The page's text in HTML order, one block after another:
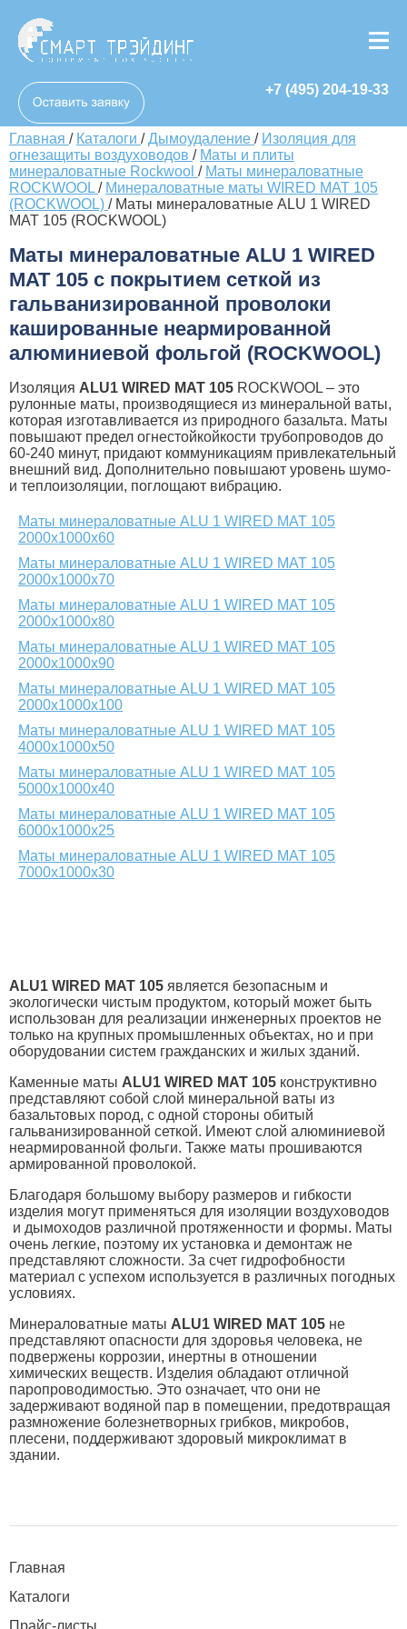
+7 (495) 204-19-33
Главная / Каталоги /Дымоудаление / Изоляция для
огнезащиты воздуховодов / Маты и плиты
минераловатные Rockwool / Маты минераловатные
ROCKWOOL / Минераловатные маты WIRED MAT 105
(ROCKWOOL) / Маты минераловатные ALU 1 WIRED
MAT 105 (ROCKWOOL)
Маты минераловатные ALU 1 WIRED
MAT 105 с покрытием сеткой из
гальванизированной проволоки
кашированные неармированной
алюминиевой фольгой (ROCKWOOL)
Изоляция ALU1 WIRED MAT 105 ROCKWOOL – это
рулонные маты, производящиеся из минеральной ваты,
которая изготавливается из природного базальта. Маты
повышают предел огнестойкойкости трубопроводов до
60-240 минут, придают коммуникациям привлекательный
внешний вид. Дополнительно повышают уровень шумо-
и теплоизоляции, поглощают вибрацию.
Маты минераловатные ALU 1 WIRED MAT 105
2000х1000х60
Маты минераловатные ALU 1 WIRED MAT 105
2000х1000х70
Маты минераловатные ALU 1 WIRED MAT 105
2000х1000х80
Маты минераловатные ALU 1 WIRED MAT 105
2000х1000х90
Маты минераловатные ALU 1 WIRED MAT 105
2000х1000х100
Маты минераловатные ALU 1 WIRED MAT 105
4000х1000х50
Маты минераловатные ALU 1 WIRED MAT 105
5000х1000х40
Маты минераловатные ALU 1 WIRED MAT 105
6000х1000х25
Маты минераловатные ALU 1 WIRED MAT 105
7000х1000х30
ALU1 WIRED MAT 105 является безопасным и
экологически чистым продуктом, который может быть
использован для реализации инженерных проектов не
только на крупных промышленных объектах, но и при
оборудовании систем гражданских и жилых зданий.
Каменные маты ALU1 WIRED MAT 105 конструктивно
представляют собой слой минеральной ваты из
базальтовых пород, с одной стороны обитый
гальванизированной сеткой. Имеют слой алюминиевой
неармированной фольги. Также маты прошиваются
армированной проволокой.
Благодаря большому выбору размеров и гибкости
изделия могут применяться для изоляции воздуховодов
и дымоходов различной протяженности и формы. Маты
очень легкие, поэтому их установка и демонтаж не
представляют сложности. За счет гидрофобности
материал с успехом используется в различных погодных
условиях.
Минераловатные маты ALU1 WIRED MAT 105 не
представляют опасности для здоровья человека, не
подвержены коррозии, инертны в отношении
химических веществ. Изделия обладают отличной
паропроводимостью. Это означает, что они не
задерживают водяной пар в помещении, предотвращая
размножение болезнетворных грибков, микробов,
плесени, поддерживают здоровый микроклимат в
здании.
Главная
Каталоги
Прайс-листы